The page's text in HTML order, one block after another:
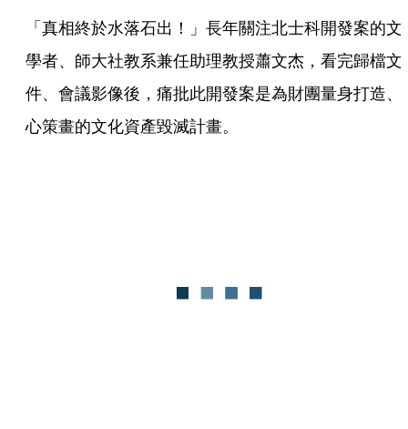
「真相終於水落石出！」長年關注北士科開發案的文
學者、師大社教系兼任助理教授蕭文杰，看完歸檔文
件、會議影像後，痛批此開發案是為財團量身打造、
心策畫的文化資產毀滅計畫。